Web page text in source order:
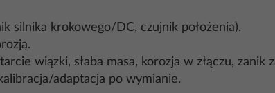
silnika krokowego/DC, czujnik położenia).
wiązki, słaba masa, korozja w złączu, zanik
adaptacja po wymianie.